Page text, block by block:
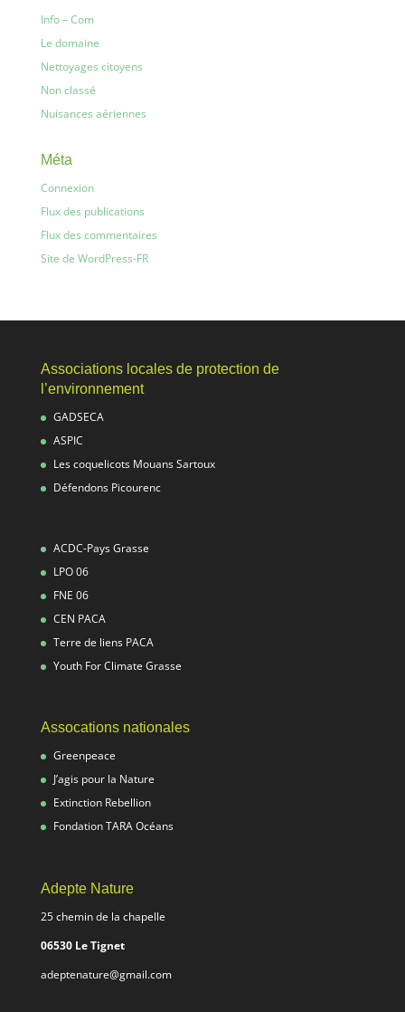
Info – Com
Le domaine
Nettoyages citoyens
Non classé
Nuisances aériennes
Méta
Connexion
Flux des publications
Flux des commentaires
Site de WordPress-FR
Associations locales de protection de
l’environnement
GADSECA
ASPIC
Les coquelicots Mouans Sartoux
Défendons Picourenc
ACDC-Pays Grasse
LPO 06
FNE 06
CEN PACA
Terre de liens PACA
Youth For Climate Grasse
Assocations nationales
Greenpeace
J’agis pour la Nature
Extinction Rebellion
Fondation TARA Océans
Adepte Nature
25 chemin de la chapelle
06530 Le Tignet
adeptenature@gmail.com